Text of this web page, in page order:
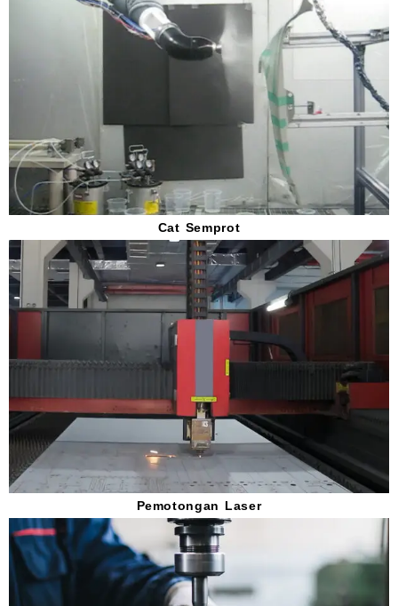
Cat Semprot
Pemotongan Laser